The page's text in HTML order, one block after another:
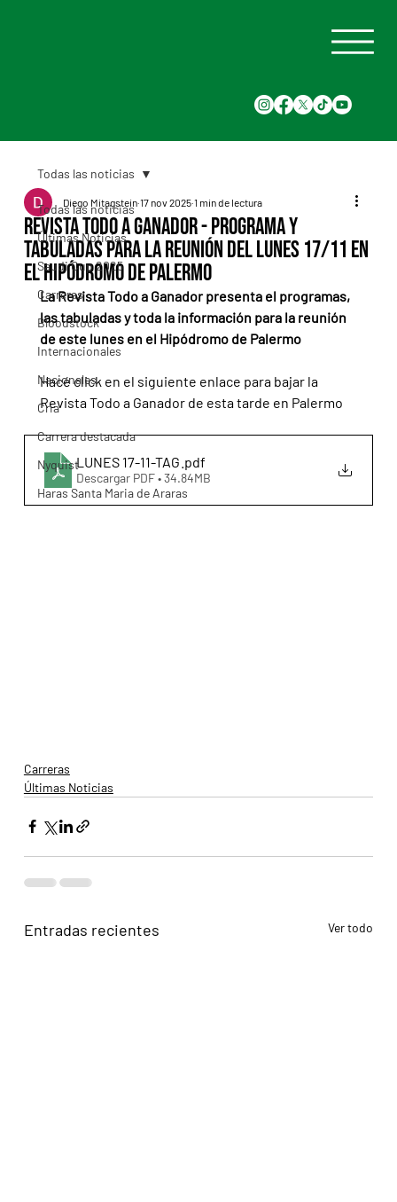
Todas las noticias
Últimas Noticias
Saudi Cup 2025
Carreras
Bloodstock
Internacionales
Nacionales
Cria
Carrera destacada
Nyquist
Haras Santa Maria de Araras
Todas las noticias
Revista Todo a Ganador - Programa y
tabuladas para la reunión del Lunes 17/11 en
el Hipódromo de Palermo
Diego Mitagstein 17 nov 2025 1 min de lectura
La Revista Todo a Ganador presenta el programas,
las tabuladas y toda la información para la reunión
de este lunes en el Hipódromo de Palermo
Hacé click en el siguiente enlace para bajar la
Revista Todo a Ganador de esta tarde en Palermo
LUNES 17-11-TAG .pdf
Descargar PDF • 34.84MB
Carreras
Últimas Noticias
Entradas recientes Ver todo